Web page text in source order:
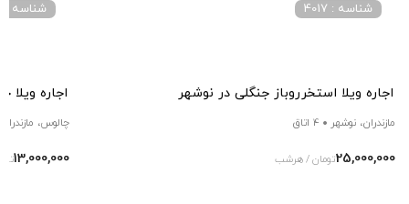
اجاره ویلا استخرروباز جنگلی در نوشهر
شناسه : 4017
مازندران، نوشهر 4 اتاق
25,000,000تومان / هرشب
اجاره ویلا
شناسه : 3017
چالوس،
13,000,000